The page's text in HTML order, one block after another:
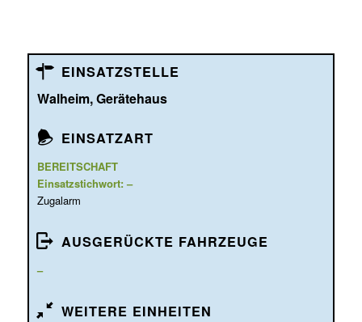
EINSATZSTELLE
Walheim, Gerätehaus
EINSATZART
BEREITSCHAFT
Einsatzstichwort: –
Zugalarm
AUSGERÜCKTE FAHRZEUGE
–
WEITERE EINHEITEN